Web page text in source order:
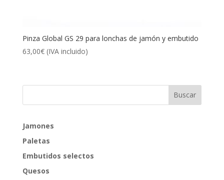
Pinza Global GS 29 para lonchas de jamón y embutido
63,00€ (IVA incluido)
Jamones
Paletas
Embutidos selectos
Quesos